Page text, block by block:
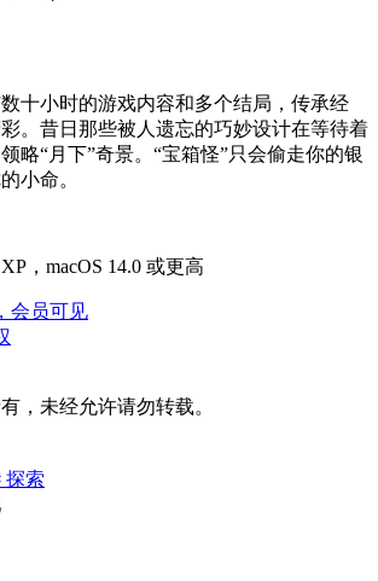
数十小时的游戏内容和多个结局，传承经
。昔日那些被人遗忘的巧妙设计在等待着
略“月下”奇景。“宝箱怪”只会偷走你的银
小命。
，macOS 14.0 或更高
会员可见
，未经允许请勿转载。
探索